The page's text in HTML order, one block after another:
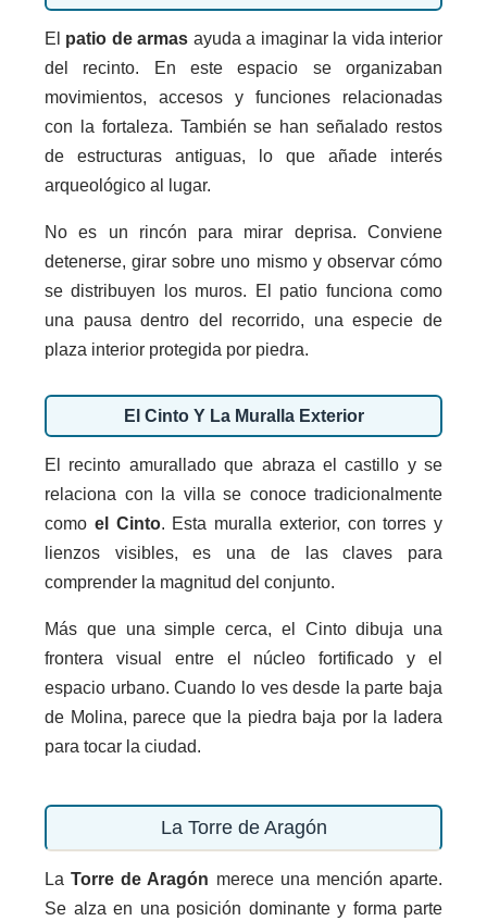
El patio de armas ayuda a imaginar la vida interior
del recinto. En este espacio se organizaban
movimientos, accesos y funciones relacionadas
con la fortaleza. También se han señalado restos
de estructuras antiguas, lo que añade interés
arqueológico al lugar.
No es un rincón para mirar deprisa. Conviene
detenerse, girar sobre uno mismo y observar cómo
se distribuyen los muros. El patio funciona como
una pausa dentro del recorrido, una especie de
plaza interior protegida por piedra.
El Cinto Y La Muralla Exterior
El recinto amurallado que abraza el castillo y se
relaciona con la villa se conoce tradicionalmente
como el Cinto. Esta muralla exterior, con torres y
lienzos visibles, es una de las claves para
comprender la magnitud del conjunto.
Más que una simple cerca, el Cinto dibuja una
frontera visual entre el núcleo fortificado y el
espacio urbano. Cuando lo ves desde la parte baja
de Molina, parece que la piedra baja por la ladera
para tocar la ciudad.
La Torre de Aragón
LaTorre de Aragón merece una mención aparte.
Se alza en una posición dominante y forma parte